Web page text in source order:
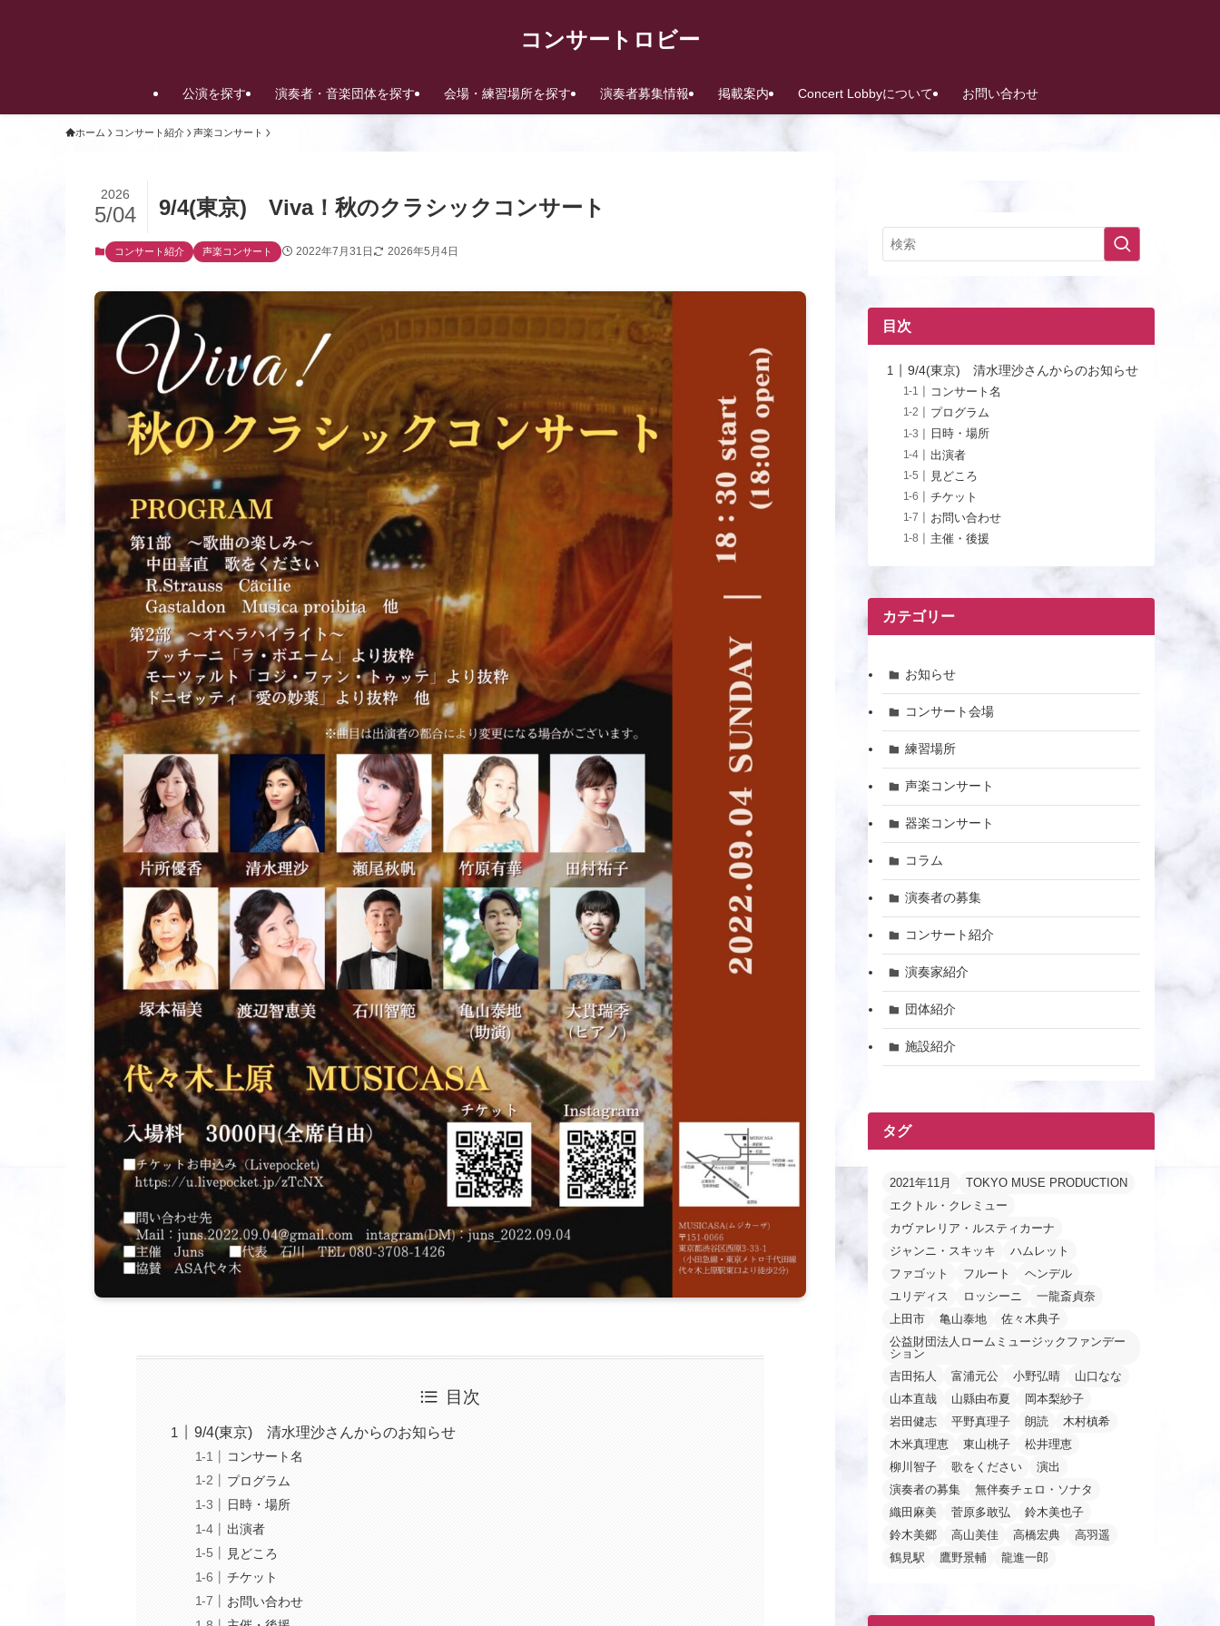
コンサートロビー
公演を探す 演奏者・音楽団体を探す 会場・練習場所を探す 演奏者募集情報 掲載案内 Concert Lobbyについて お問い合わせ
ホーム コンサート紹介 声楽コンサート
9/4(東京) Viva！秋のクラシックコンサート
2026
5/04
コンサート紹介 声楽コンサート 2022年7月31日 2026年5月4日
目次
9/4(東京) 清水理沙さんからのお知らせ
コンサート名
プログラム
日時・場所
出演者
見どころ
チケット
お問い合わせ
目次
9/4(東京) 清水理沙さんからのお知らせ
コンサート名
プログラム
日時・場所
出演者
見どころ
チケット
お問い合わせ
主催・後援
カテゴリー
お知らせ
コンサート会場
練習場所
声楽コンサート
器楽コンサート
コラム
演奏者の募集
コンサート紹介
演奏家紹介
団体紹介
施設紹介
タグ
2021年11月
TOKYO MUSE PRODUCTION
エクトル・クレミュー
カヴァレリア・ルスティカーナ
ジャンニ・スキッキ
ハムレット
ファゴット
フルート
ヘンデル
ユリディス
ロッシーニ
一龍斎貞奈
上田市
亀山泰地
佐々木典子
公益財団法人ロームミュージックファンデー
ション
吉田拓人
富浦元公 小野弘晴
山口なな
山本直哉
山縣由布夏
岡本梨紗子
岩田健志
平野真理子 朗読
木村槙希
木米真理恵
東山桃子
松井理恵
柳川智子
歌をください
演出
演奏者の募集
無伴奏チェロ・ソナタ
織田麻美
菅原多敢弘
鈴木美也子
鈴木美郷
高山美佳 高橋宏典
高羽遥
鶴見駅
鷹野景輔 龍進一郎